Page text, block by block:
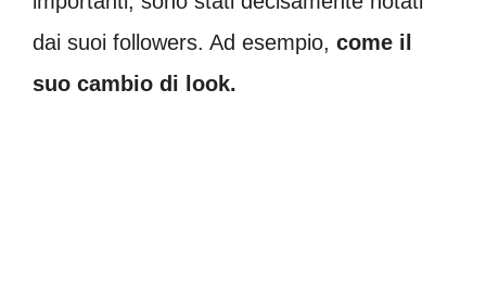
dai suoi followers. Ad esempio, come il
suo cambio di look.